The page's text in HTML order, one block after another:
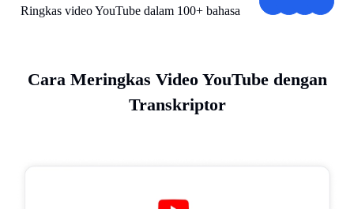
Ringkas video YouTube dalam 100+ bahasa
Cara Meringkas Video YouTube dengan
Transkriptor